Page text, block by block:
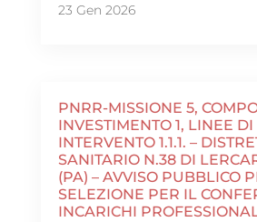
23 Gen 2026
PNRR-MISSIONE 5,
INVESTIMENTO 1, LINEE DI
INTERVENTO 1.1.1. –
SANITARIO N.38 DI
(PA) – AVVISO PUBBLICO
SELEZIONE PER IL
INCARICHI